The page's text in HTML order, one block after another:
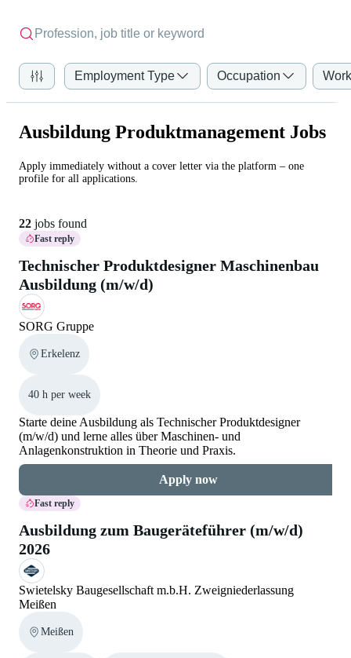
Employment Type Occupation
Ausbildung Produktmanagement Jobs
Apply immediately without a cover letter via the platform – one
profile for all applications.
22 jobs found
Fast reply
Technischer Produktdesigner Maschinenbau
Ausbildung (m/w/d)
SORG Gruppe
Erkelenz
40 h per week
Starte deine Ausbildung als Technischer Produktdesigner
(m/w/d) und lerne alles über Maschinen- und
Anlagenkonstruktion in Theorie und Praxis.
Apply now
Fast reply
Ausbildung zum Baugeräteführer (m/w/d)
2026
Swietelsky Baugesellschaft m.b.H. Zweigniederlassung
Meißen
Meißen